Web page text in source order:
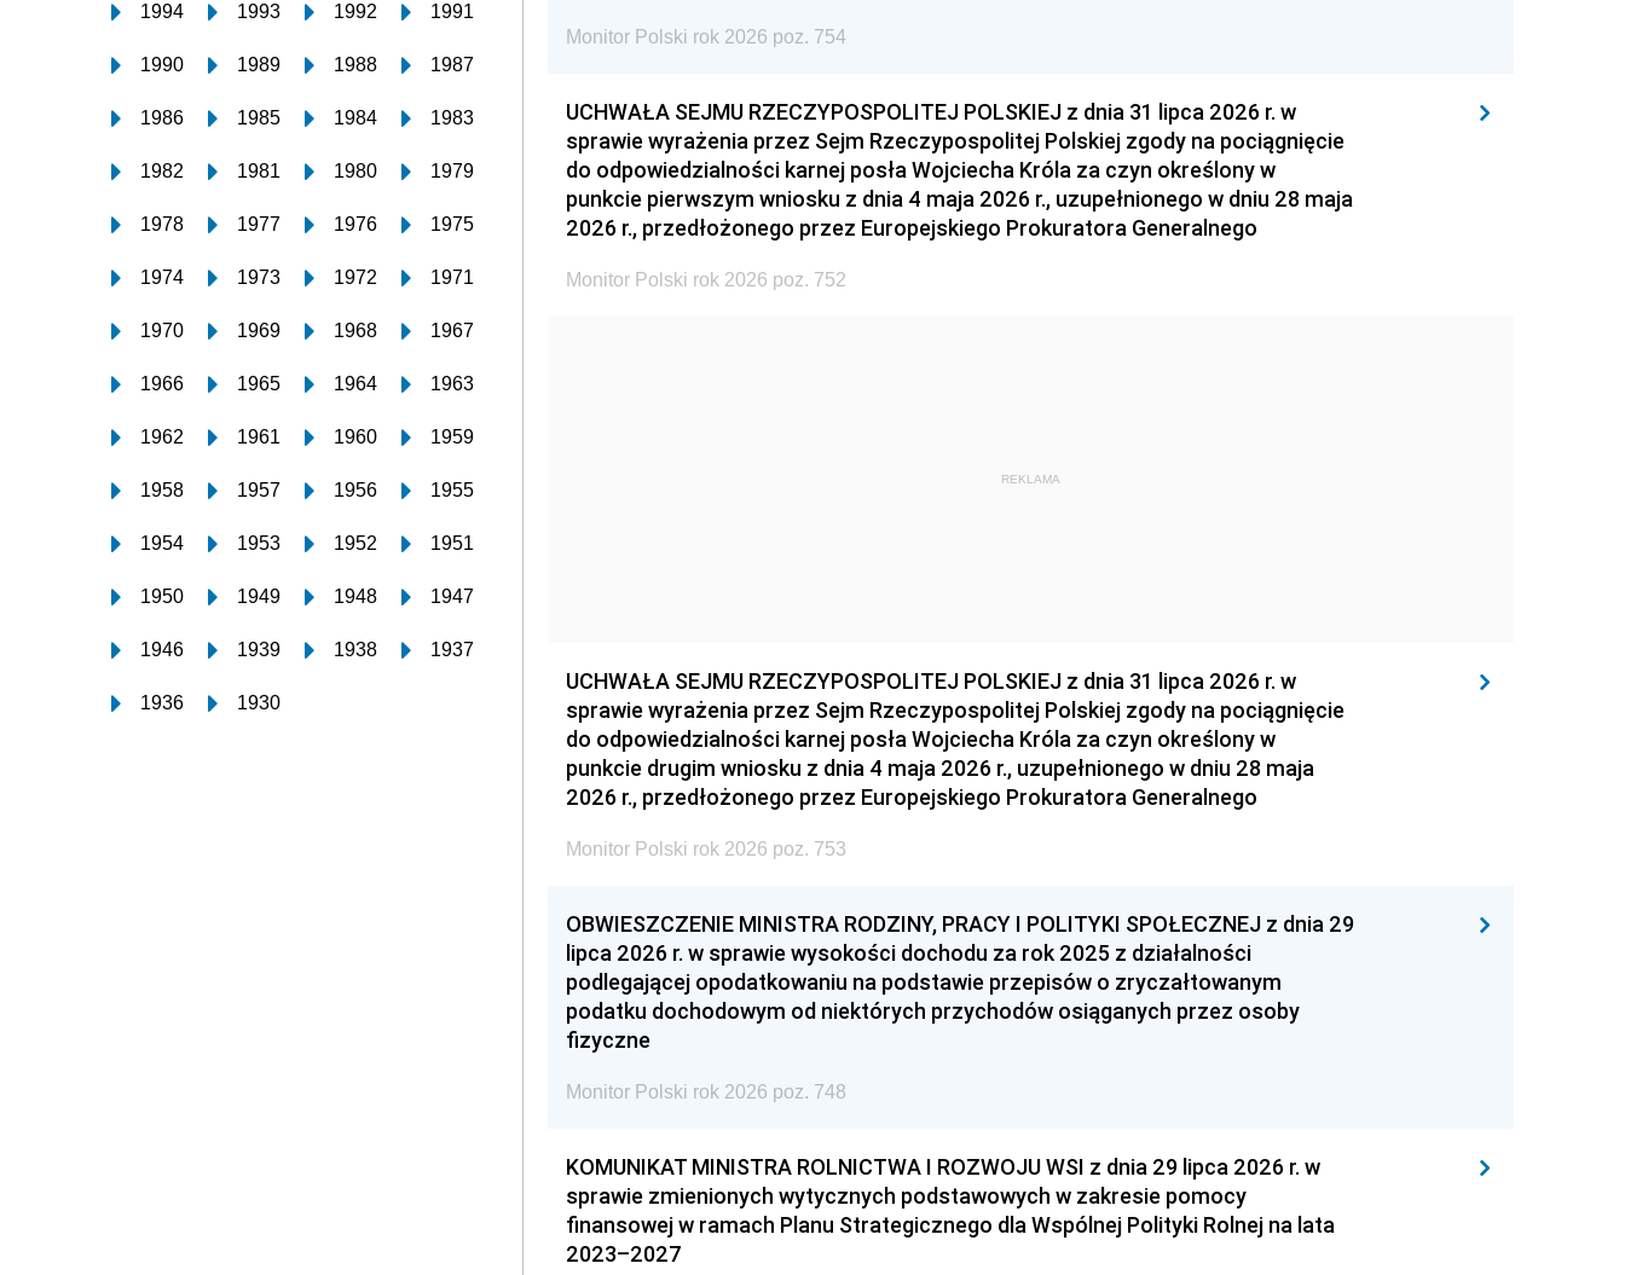
1994 1993 1992 1991
1990 1989 1988 1987
1986 1985 1984 1983
1982 1981 1980 1979
1978 1977 1976 1975
1974 1973 1972 1971
1970 1969 1968 1967
1966 1965 1964 1963
1962 1961 1960 1959
1958 1957 1956 1955
1954 1953 1952 1951
1950 1949 1948 1947
1946 1939 1938 1937
1936 1930
Monitor Polski rok 2026 poz. 754
UCHWAŁA SEJMU RZECZYPOSPOLITEJ POLSKIEJ z dnia 31 lipca 2026 r. w
sprawie wyrażenia przez Sejm Rzeczypospolitej Polskiej zgody na pociągnięcie
do odpowiedzialności karnej posła Wojciecha Króla za czyn określony w
punkcie pierwszym wniosku z dnia 4 maja 2026 r., uzupełnionego w dniu 28 maja
2026 r., przedłożonego przez Europejskiego Prokuratora Generalnego
Monitor Polski rok 2026 poz. 752
REKLAMA
UCHWAŁA SEJMU RZECZYPOSPOLITEJ POLSKIEJ z dnia 31 lipca 2026 r. w
sprawie wyrażenia przez Sejm Rzeczypospolitej Polskiej zgody na pociągnięcie
do odpowiedzialności karnej posła Wojciecha Króla za czyn określony w
punkcie drugim wniosku z dnia 4 maja 2026 r., uzupełnionego w dniu 28 maja
2026 r., przedłożonego przez Europejskiego Prokuratora Generalnego
Monitor Polski rok 2026 poz. 753
OBWIESZCZENIE MINISTRA RODZINY, PRACY I POLITYKI SPOŁECZNEJ z dnia 29
lipca 2026 r. w sprawie wysokości dochodu za rok 2025 z działalności
podlegającej opodatkowaniu na podstawie przepisów o zryczałtowanym
podatku dochodowym od niektórych przychodów osiąganych przez osoby
fizyczne
Monitor Polski rok 2026 poz. 748
KOMUNIKAT MINISTRA ROLNICTWA I ROZWOJU WSI z dnia 29 lipca 2026 r. w
sprawie zmienionych wytycznych podstawowych w zakresie pomocy
finansowej w ramach Planu Strategicznego dla Wspólnej Polityki Rolnej na lata
2023–2027